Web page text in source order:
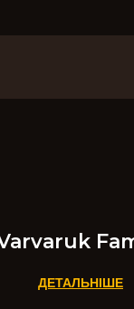
ДЕТАЛЬНІШЕ